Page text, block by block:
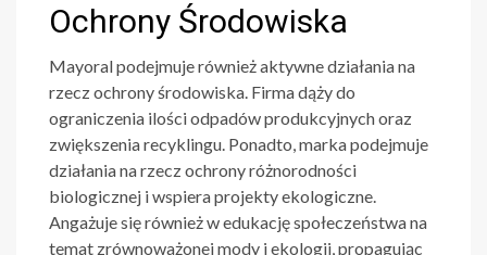
Ochrony Środowiska
Mayoral podejmuje również aktywne działania na
rzecz ochrony środowiska. Firma dąży do
ograniczenia ilości odpadów produkcyjnych oraz
zwiększenia recyklingu. Ponadto, marka podejmuje
działania na rzecz ochrony różnorodności
biologicznej i wspiera projekty ekologiczne.
Angażuje się również w edukację społeczeństwa na
temat zrównoważonej mody i ekologii, propagując